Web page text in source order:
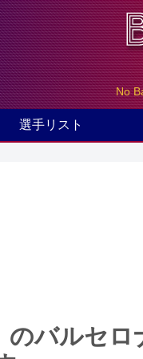
No
選手リスト
のバルセロ